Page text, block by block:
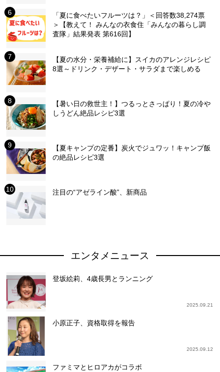
「夏に食べたいフルーツは？」＜回答数38,274票
＞【教えて！ みんなの衣食住「みんなの暮らし調
査隊」結果発表 第616回】
【夏の水分・栄養補給に】スイカのアレンジレシピ
8選～ドリンク・デザート・サラダまで楽しめる
【暑い日の救世主！】つるっとさっぱり！夏の冷や
しうどん絶品レシピ3選
【夏キャンプの定番】炭火でジュワッ！キャンプ飯
の絶品レシピ3選
注目の“アゼライン酸”、新商品
エンタメニュース
登坂絵莉、4歳長男とランニング
2025.09.21
小原正子、資格取得を報告
2025.09.12
ファミマとヒロアカがコラボ